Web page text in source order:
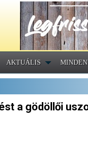
AKTUÁLIS
a gödöllői